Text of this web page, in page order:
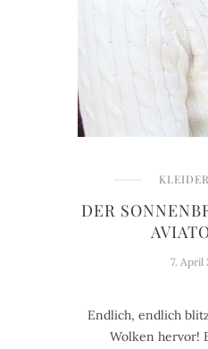
DER
7. April
Endlich, endlich
Wolken hervor!